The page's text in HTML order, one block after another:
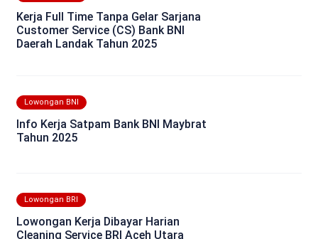
Kerja Full Time Tanpa Gelar Sarjana
Customer Service (CS) Bank BNI
Daerah Landak Tahun 2025
Lowongan BNI
Info Kerja Satpam Bank BNI Maybrat
Tahun 2025
Lowongan BRI
Lowongan Kerja Dibayar Harian
Cleaning Service BRI Aceh Utara